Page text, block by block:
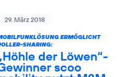
29. März 2018
ERMÖGLICHT
SHARING:
der Löwen“-
scoo